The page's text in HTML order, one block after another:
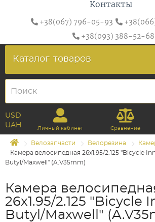
Контакты
+38(067) 796-05-93
+38(093) 388-52-68
Каталог товаров
USD
UAH
Личный кабинет Сравнение
Велозапчасти Велорезина
Камера велосипедная 26х1.95/2.125 "Bicycle
Butyl/Maxwell" (A.V35mm)
Камера
26х1.95/2.125 "Bicycle
Butyl/Maxwell"